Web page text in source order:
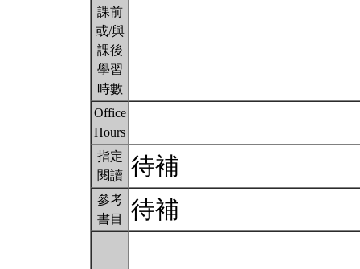
課前
或/與
課後
學習
時數
Office
Hours
指定
閱讀
待補
參考
書目
待補